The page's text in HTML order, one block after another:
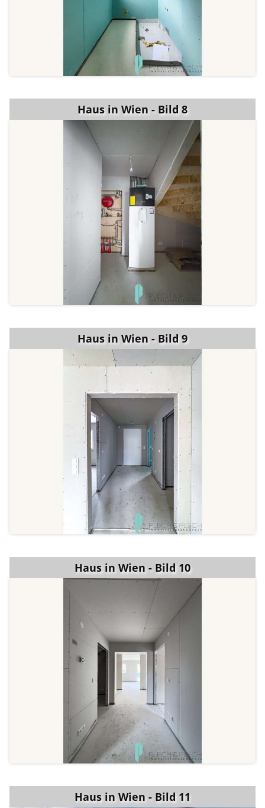
Haus in Wien - Bild 8
Haus in Wien - Bild 9
Haus in Wien - Bild 10
Haus in Wien - Bild 11